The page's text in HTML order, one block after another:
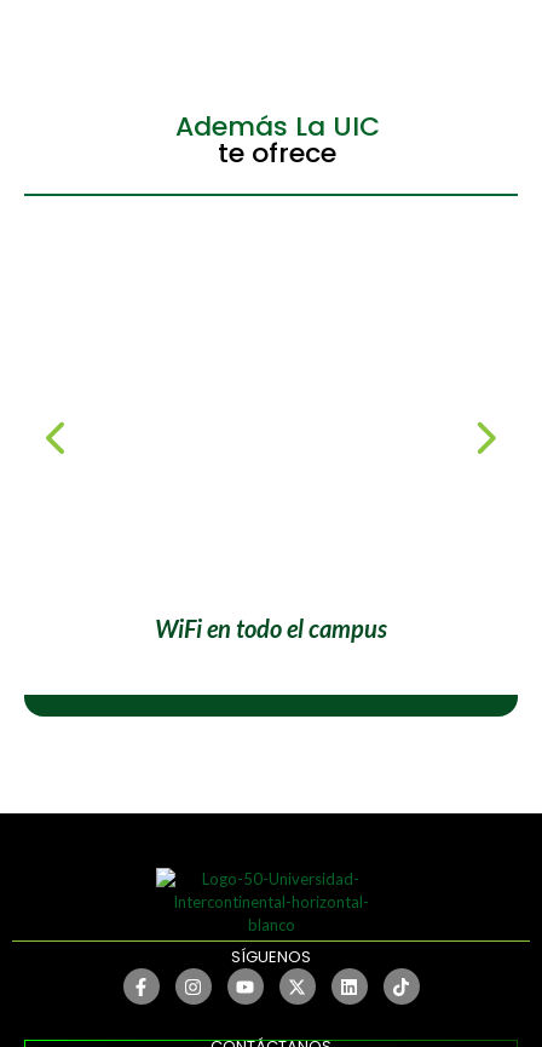
Además La UIC
te ofrece
WiFi en todo el campus
SÍGUENOS